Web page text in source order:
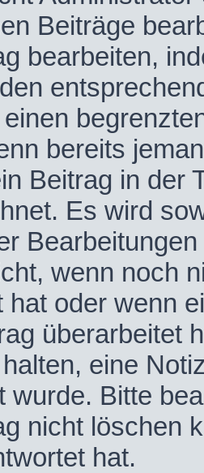
Beiträge
bearbeiten,
bereits
Beitrag in der
Es wird
wenn noch
hat oder wenn
überarbeitet
eine
wurde. Bitte
nicht löschen
hat.